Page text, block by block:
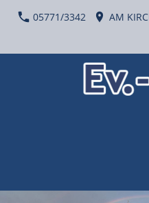
05771/3342 AM